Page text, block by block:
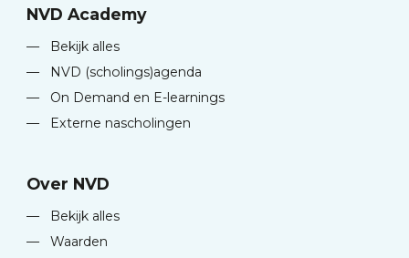
NVD Academy
—
Bekijk alles
—
NVD (scholings)agenda
—
On Demand en E-learnings
—
Externe nascholingen
Over NVD
—
Bekijk alles
—
Waarden